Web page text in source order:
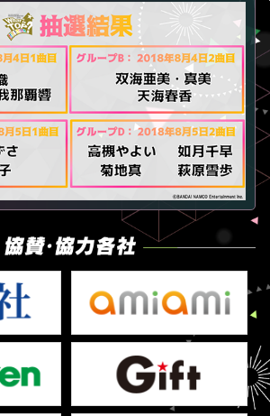
」を更新！
」を公開！
」一般発売を追加！
注意事項」を公開！
ットソング！！」を公開！
」
止のお知らせ